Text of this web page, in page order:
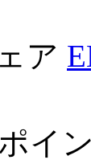
ア
イ